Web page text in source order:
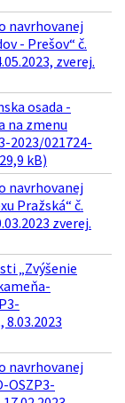
navrhovanej
- Prešov“ č.
zverej.
osada -
na zmenu
2023/021724-
kB)
navrhovanej
Pražská“ č.
zverej.
„Zvýšenie
8.03.2023
navrhovanej
OSZP3-